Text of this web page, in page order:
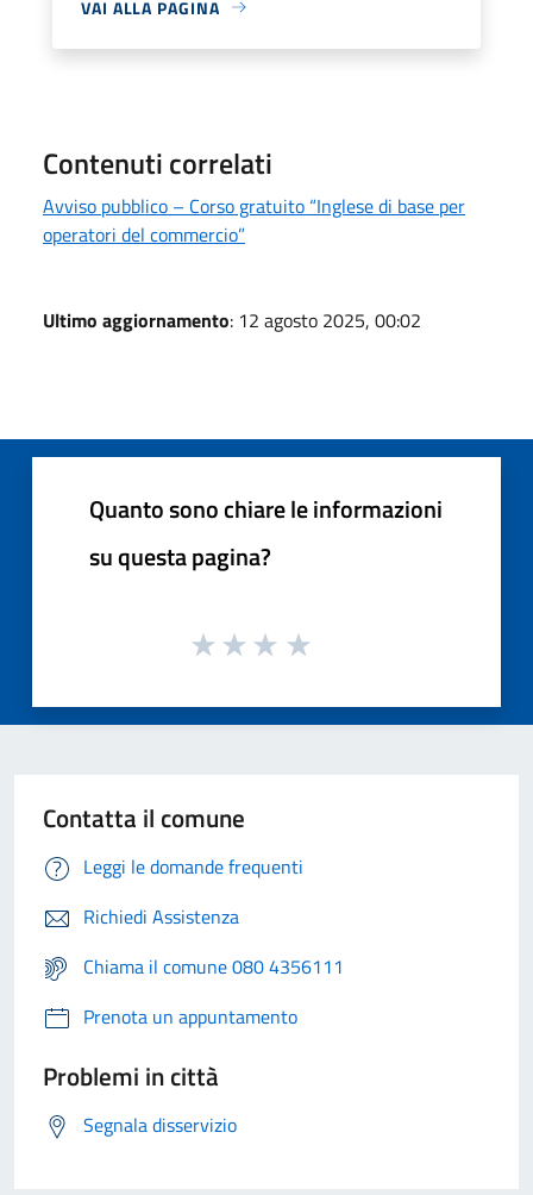
VAI ALLA PAGINA
Contenuti correlati
Avviso pubblico – Corso gratuito “Inglese di base per
operatori del commercio”
Ultimo aggiornamento: 12 agosto 2025, 00:02
Quanto sono chiare le informazioni
su questa pagina?
Contatta il comune
Leggi le domande frequenti
Richiedi Assistenza
Chiama il comune 080 4356111
Prenota un appuntamento
Problemi in città
Segnala disservizio